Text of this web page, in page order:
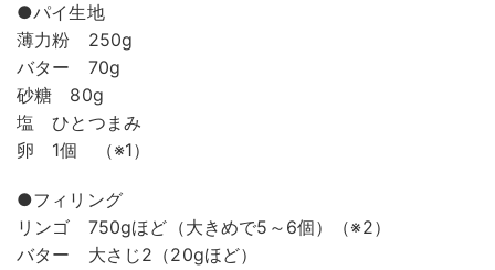
●パイ生地
薄力粉 250g
バター 70g
砂糖 80g
塩 ひとつまみ
卵 1個 （※1）
●フィリング
リンゴ 750gほど（大きめで5～6個）（※2）
バター 大さじ2（20gほど）